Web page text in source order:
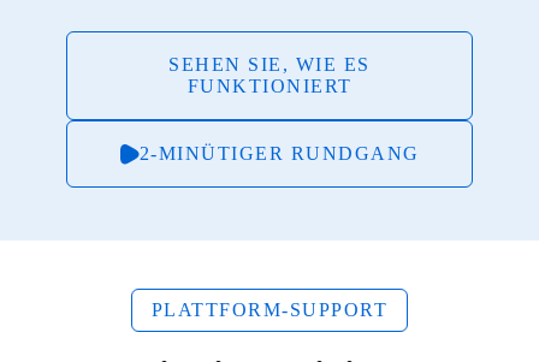
SEHEN SIE, WIE ES
FUNKTIONIERT
2-MINÜTIGER RUNDGANG
PLATTFORM-SUPPORT